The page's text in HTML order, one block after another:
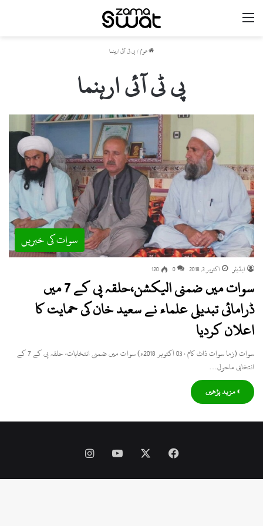
ھوم/پی ٹی آئی ارہنما
پی ٹی آئی ارہنما
سوات کی خبریں
ایڈیٹر اکتوبر 3, 2018 0
120
سوات میں ضمنی الیکشن،حلقہ پی کے 7 میں
ڈرامائی تبدیلی علماء نے سعید خان کی حمایت کا
اعلان کردیا
سوات (زما سوات ڈاٹ کام ، 03 اکتوبر 2018ء) سوات میں ضمنی انتخابات، حلقہ پی کے 7 کے
انتخابی ماحول…
» مزید پڑھیں
Facebook
YouTube